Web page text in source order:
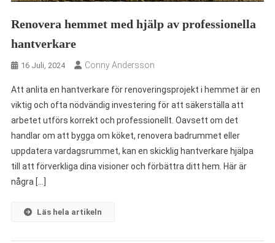
Renovera hemmet med hjälp av professionella
hantverkare
16 Juli, 2024 Conny Andersson
Att anlita en hantverkare för renoveringsprojekt i hemmet är en
viktig och ofta nödvändig investering för att säkerställa att
arbetet utförs korrekt och professionellt. Oavsett om det
handlar om att bygga om köket, renovera badrummet eller
uppdatera vardagsrummet, kan en skicklig hantverkare hjälpa
till att förverkliga dina visioner och förbättra ditt hem. Här är
några […]
Läs hela artikeln